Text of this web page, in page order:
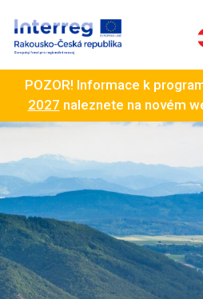
POZOR! Informace k
2027 naleznete na novém